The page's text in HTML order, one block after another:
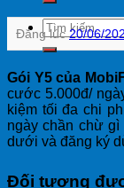
Đăng lúc20/06/
Gói Y5 của
cước 5.000đ/
kiệm tối đa chi
ngày chần chừ gì
dưới và đăng ký
Đối tượng